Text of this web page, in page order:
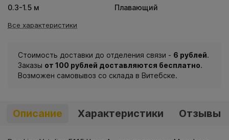
0.3-1.5 м Плавающий
Все характеристики
Стоимость доставки до отделения связи - 6 рублей.
Заказы от 100 рублей доставляются бесплатно.
Возможен самовывоз со склада в Витебске.
Описание Характеристики Отзывы